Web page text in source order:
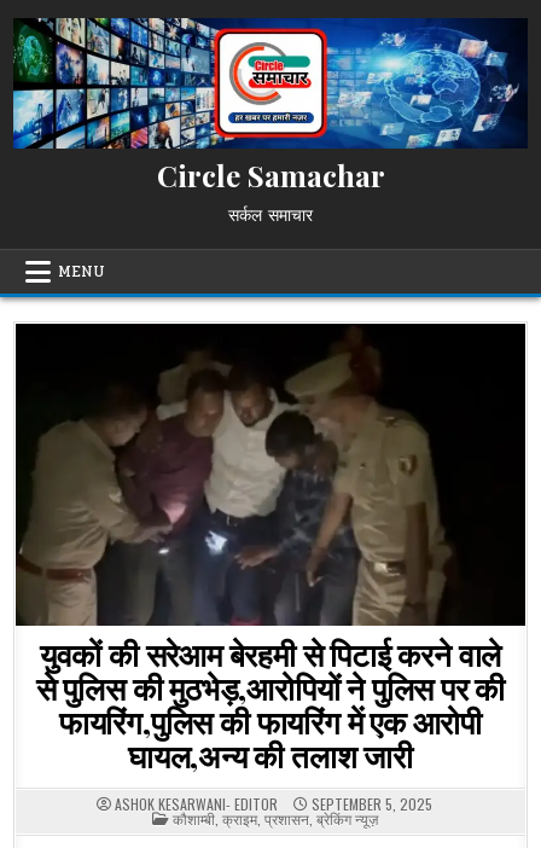
to
content
Circle Samachar
सर्कल समाचार
MENU
युवकों की सरेआम बेरहमी से पिटाई करने वाले
से पुलिस की मुठभेड़,आरोपियों ने पुलिस पर की
फायरिंग,पुलिस की फायरिंग में एक आरोपी
घायल,अन्य की तलाश जारी
ASHOK KESARWANI- EDITOR SEPTEMBER 5, 2025
POSTED
IN
कौशाम्बी, क्राइम,प्रशासन,ब्रेकिंग न्यूज़